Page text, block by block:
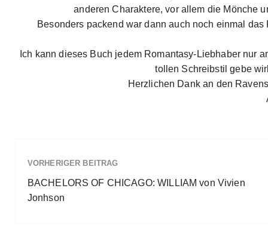
anderen Charaktere, vor allem die Mönche
Besonders packend war dann auch noch einmal
Ich kann dieses Buch jedem Romantasy-Liebhaber nur
tollen Schreibstil gebe
Herzlichen Dank an den
VORHERIGER BEITRAG
BACHELORS OF CHICAGO: WILLIAM von Vivien
Jonhson